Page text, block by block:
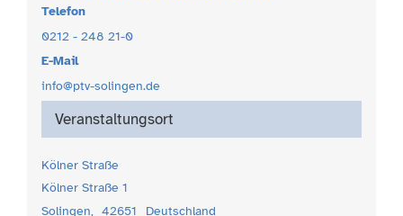
Veranstaltungsort
Kölner Straße
Kölner Straße 1
Solingen, 42651
Deutschland
Telefon
0212 - 248 21-0
E-Mail
info@ptv-solingen.de